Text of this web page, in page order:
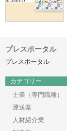
プレスポータル
プレスポータル
カテゴリー
士業（専門職種）
運送業
人材紹介業